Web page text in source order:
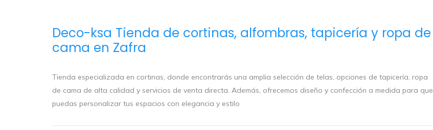
Deco-ksa Tienda de cortinas, alfombras, tapicería y ropa de
cama en Zafra
Tienda especializada en cortinas, donde encontrarás una amplia selección de telas, opciones de tapicería, ropa
de cama de alta calidad y servicios de venta directa. Además, ofrecemos diseño y confección a medida para que
puedas personalizar tus espacios con elegancia y estilo